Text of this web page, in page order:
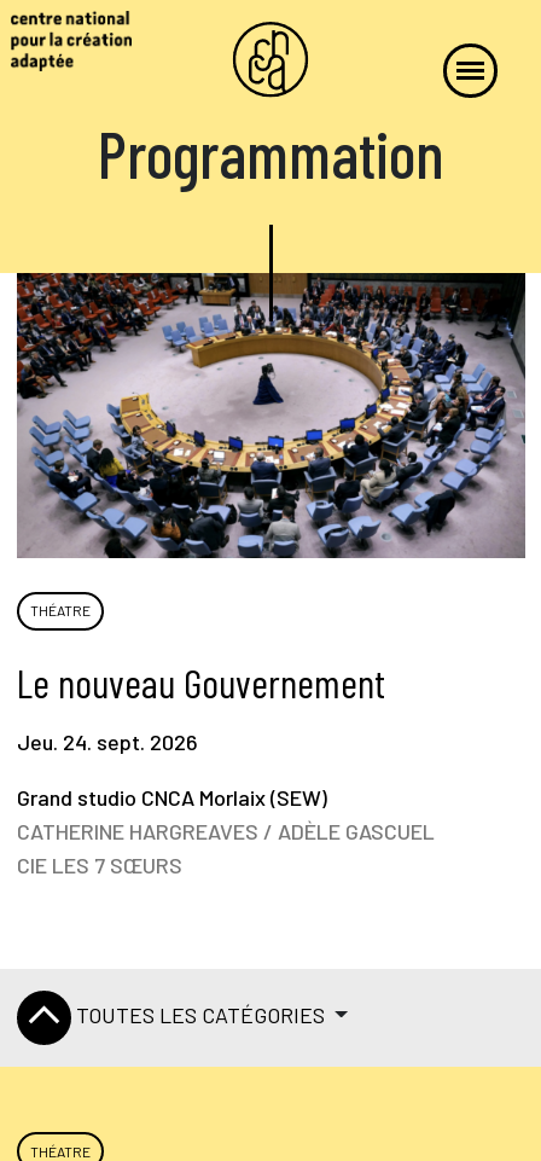
Programmation
THÉATRE
Le nouveau Gouvernement
Jeu. 24. sept. 2026
Grand studio CNCA Morlaix (SEW)
CATHERINE HARGREAVES / ADÈLE GASCUEL
CIE LES 7 SŒURS
TOUTES LES CATÉGORIES
THÉATRE